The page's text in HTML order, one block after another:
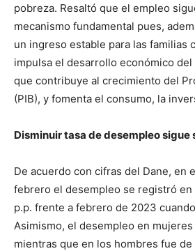
pobreza. Resaltó que el empleo
mecanismo fundamental pues,
un ingreso estable para las familias
impulsa el desarrollo económico del
que contribuye al crecimiento del
(PIB), y fomenta el consumo, la
Disminuir tasa de desempleo sigue
De acuerdo con cifras del Dane, en
febrero el desempleo se registró en
p.p. frente a febrero de 2023
Asimismo, el desempleo en mujeres
mientras que en los hombres fue de